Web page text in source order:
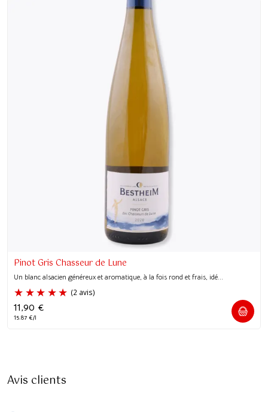
Pinot Gris Chasseur de Lune
Un blanc alsacien généreux et aromatique, à la fois rond et frais, idé...
11,90 €
15.87 €/l
Avis clients